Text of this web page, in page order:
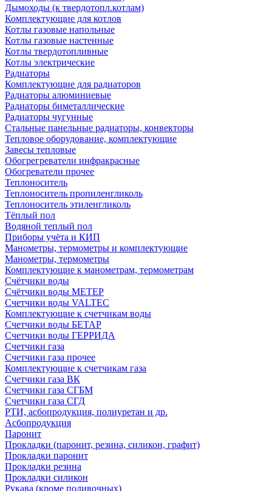
Дымоходы (к твердотопл.котлам)
Комплектующие для котлов
Котлы газовые напольные
Котлы газовые настенные
Котлы твердотопливные
Котлы электрические
Радиаторы
Комплектующие для радиаторов
Радиаторы алюминиевые
Радиаторы биметаллические
Радиаторы чугунные
Стальные панельные радиаторы, конвекторы
Тепловое оборудование, комплектующие
Завесы тепловые
Обогрегреватели инфракрасные
Обогреватели прочее
Теплоноситель
Теплоноситель пропиленгликоль
Теплоноситель этиленгликоль
Тёплый пол
Водяной теплый пол
Приборы учёта и КИП
Манометры, термометры и комплектующие
Манометры, термометры
Комплектующие к манометрам, термометрам
Счётчики воды
Счётчики воды МЕТЕР
Счетчики воды VALTEC
Комплектующие к счетчикам воды
Счетчики воды БЕТАР
Счетчики воды ГЕРРИДА
Счетчики газа
Счетчики газа прочее
Комплектующие к счетчикам газа
Счетчики газа ВК
Счетчики газа СГБМ
Счетчики газа СГД
РТИ, асбопродукция, полиуретан и др.
Асбопродукция
Паронит
Прокладки (паронит, резина, силикон, графит)
Прокладки паронит
Прокладки резина
Прокладки силикон
Рукава (кроме поливочных)